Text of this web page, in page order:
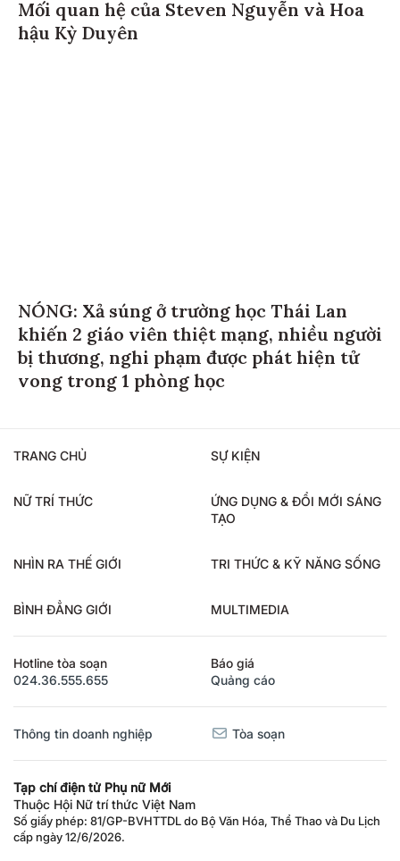
Mối quan hệ của Steven Nguyễn và Hoa
hậu Kỳ Duyên
NÓNG: Xả súng ở trường học Thái Lan
khiến 2 giáo viên thiệt mạng, nhiều người
bị thương, nghi phạm được phát hiện tử
vong trong 1 phòng học
TRANG CHỦ SỰ KIỆN
NỮ TRÍ THỨC
ỨNG DỤNG & ĐỔI MỚI SÁNG
TẠO
NHÌN RA THẾ GIỚI TRI THỨC & KỸ NĂNG SỐNG
BÌNH ĐẲNG GIỚI MULTIMEDIA
Hotline tòa soạn
024.36.555.655
Báo giá
Quảng cáo
Thông tin doanh nghiệp Tòa soạn
Tạp chí điện tử Phụ nữ Mới
Thuộc Hội Nữ trí thức Việt Nam
Số giấy phép: 81/GP-BVHTTDL do Bộ Văn Hóa, Thể Thao và Du Lịch
cấp ngày 12/6/2026.